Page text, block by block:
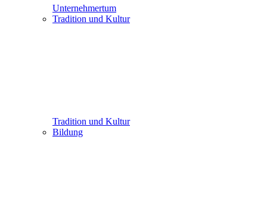
Unternehmertum
Tradition und Kultur
Tradition und Kultur
Bildung